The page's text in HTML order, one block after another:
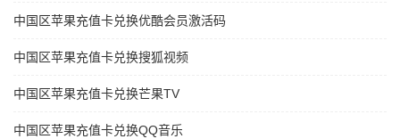
中国区苹果充值卡兑换优酷会员激活码
中国区苹果充值卡兑换搜狐视频
中国区苹果充值卡兑换芒果TV
中国区苹果充值卡兑换QQ音乐